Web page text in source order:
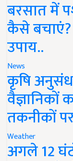
बरसात में
कैसे
उपाय..
News
कृषि
वैज्ञानिकों
तकनीकों
Weather
अगले 12